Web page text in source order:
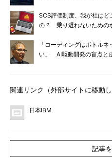
SCS評価制度、我が社はど
の？ 乗り遅れないための
「コーディングはボトル
い」 AI駆動開発の盲点と
関連リンク（外部サイトに移動し
日本IBM
記事